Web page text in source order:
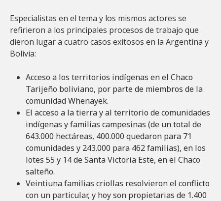
Especialistas en el tema y los mismos actores se
refirieron a los principales procesos de trabajo que
dieron lugar a cuatro casos exitosos en la Argentina y
Bolivia:
Acceso a los territorios indígenas en el Chaco
Tarijeño boliviano, por parte de miembros de la
comunidad Whenayek.
El acceso a la tierra y al territorio de comunidades
indígenas y familias campesinas (de un total de
643.000 hectáreas, 400.000 quedaron para 71
comunidades y 243.000 para 462 familias), en los
lotes 55 y 14 de Santa Victoria Este, en el Chaco
salteño.
Veintiuna familias criollas resolvieron el conflicto
con un particular, y hoy son propietarias de 1.400